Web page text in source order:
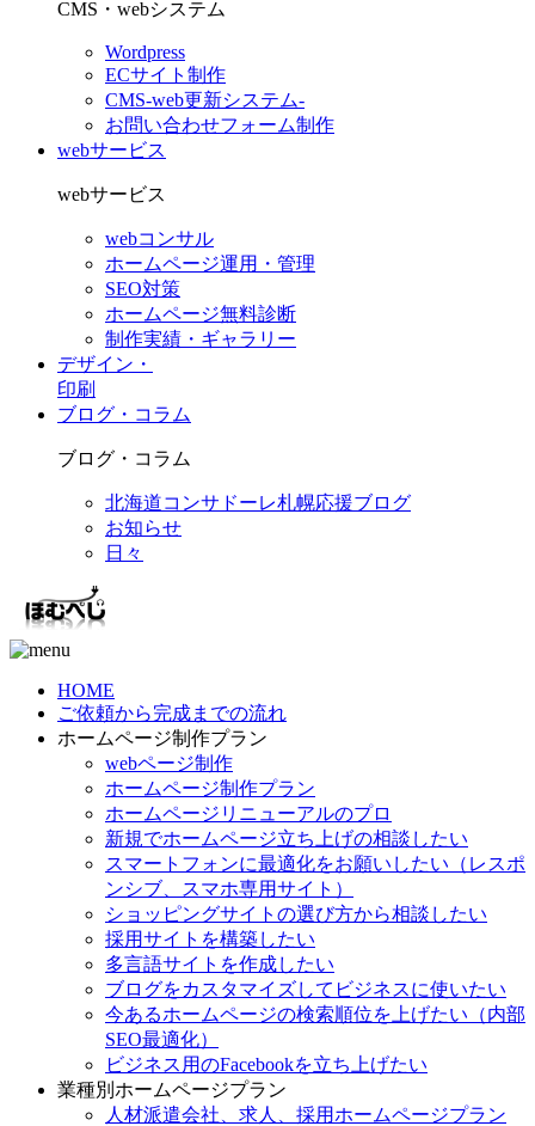
CMS・webシステム
Wordpress
ECサイト制作
CMS-web更新システム-
お問い合わせフォーム制作
webサービス
webサービス
webコンサル
ホームページ運用・管理
SEO対策
ホームページ無料診断
制作実績・ギャラリー
デザイン・
印刷
ブログ・コラム
ブログ・コラム
北海道コンサドーレ札幌応援ブログ
お知らせ
日々
HOME
ご依頼から完成までの流れ
ホームページ制作プラン
webページ制作
ホームページ制作プラン
ホームページリニューアルのプロ
新規でホームページ立ち上げの相談したい
スマートフォンに最適化をお願いしたい（レスポ
ンシブ、スマホ専用サイト）
ショッピングサイトの選び方から相談したい
採用サイトを構築したい
多言語サイトを作成したい
ブログをカスタマイズしてビジネスに使いたい
今あるホームページの検索順位を上げたい（内部
SEO最適化）
ビジネス用のFacebookを立ち上げたい
業種別ホームページプラン
人材派遣会社、求人、採用ホームページプラン